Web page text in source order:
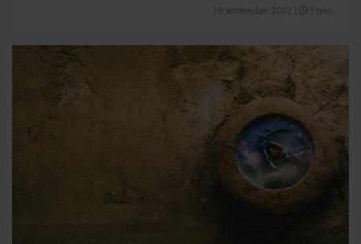
19 september 2012 1 min